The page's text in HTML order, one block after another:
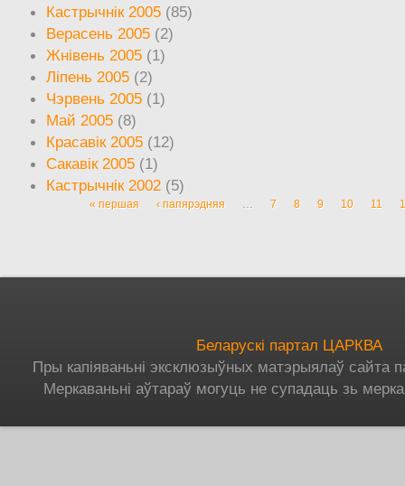
Кастрычнік 2005 (85)
Верасень 2005 (2)
Жнівень 2005 (1)
Ліпень 2005 (2)
Чэрвень 2005 (1)
Май 2005 (8)
Красавік 2005 (12)
Сакавік 2005 (1)
Кастрычнік 2002 (5)
Старонкі
« першая ‹ папярэдняя … 7 8 9 10 11
Беларускі партал ЦАРКВА
Пры капіяваньні эксклюзыўных матэрыялаў сайта
Меркаваньні аўтараў могуць не супадаць зь